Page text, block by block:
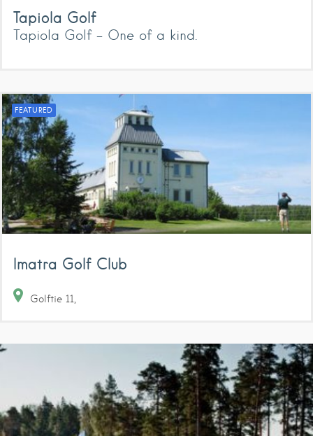
Tapiola Golf
Tapiola Golf - One of a kind.
FEATURED
Imatra Golf Club
Golftie 11